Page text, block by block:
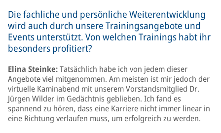
Die fachliche und persönliche Weiterentwicklung
wird auch durch unsere Trainingsangebote und
Events unterstützt. Von welchen Trainings habt ihr
besonders profitiert?
Elina Steinke:Tatsächlich habe ich von jedem dieser
Angebote viel mitgenommen. Am meisten ist mir jedoch der
virtuelle Kaminabend mit unserem Vorstandsmitglied Dr.
Jürgen Wilder im Gedächtnis geblieben. Ich fand es
spannend zu hören, dass eine Karriere nicht immer linear in
eine Richtung verlaufen muss, um erfolgreich zu werden.